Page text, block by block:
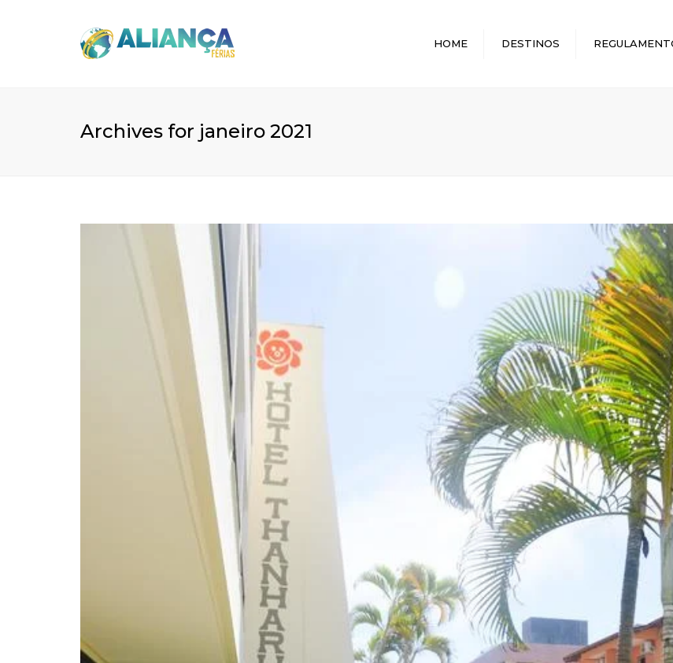
HOME DESTINOS
Archives for janeiro 2021